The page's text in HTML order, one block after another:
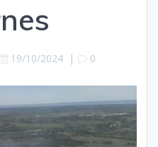
19/10/2024| 0